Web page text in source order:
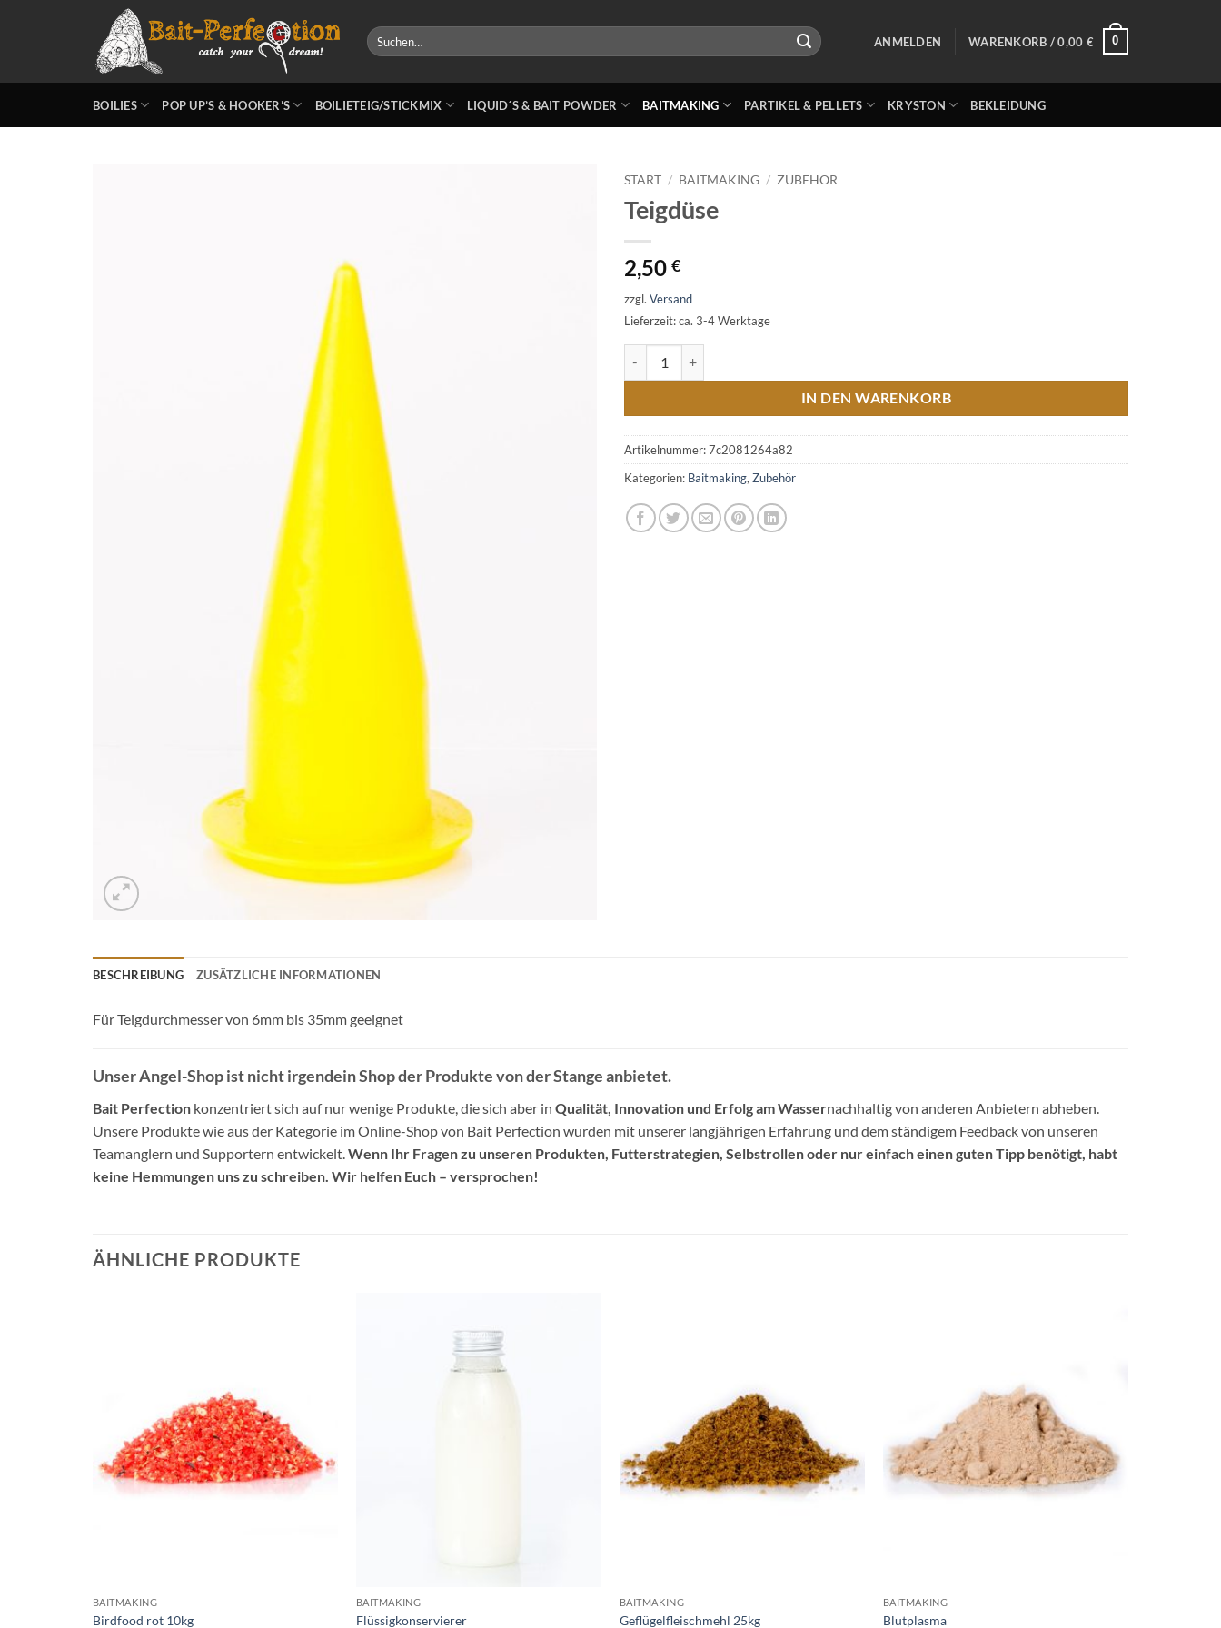
Suchen
nach:
ANMELDEN WARENKORB /0,00 € 0
BOILIES POP UP’S & HOOKER’S BOILIETEIG/STICKMIX LIQUID´S & BAIT POWDER BAITMAKING PARTIKEL & PELLETS KRYSTON BEKLEIDUNG
START / BAITMAKING / ZUBEHÖR
Teigdüse
2,50 €
zzgl. Versand
Lieferzeit: ca. 3-4 Werktage
IN DEN WARENKORB
Artikelnummer:7c2081264a82
Kategorien: Baitmaking, Zubehör
BESCHREIBUNG ZUSÄTZLICHE INFORMATIONEN
Für Teigdurchmesser von 6mm bis 35mm geeignet
Unser Angel-Shop ist nicht irgendein Shop der Produkte von der Stange anbietet.
Bait Perfection konzentriert sich auf nur wenige Produkte, die sich aber in Qualität, Innovation und Erfolg am Wassernachhaltig von anderen Anbietern abheben.
Unsere Produkte wie aus der Kategorie im Online-Shop von Bait Perfection wurden mit unserer langjährigen Erfahrung und dem ständigem Feedback von unseren
Teamanglern und Supportern entwickelt.Wenn Ihr Fragen zu unseren Produkten, Futterstrategien, Selbstrollen oder nur einfach einen guten Tipp benötigt, habt
keine Hemmungen uns zu schreiben. Wir helfen Euch – versprochen!
ÄHNLICHE PRODUKTE
BAITMAKING
Birdfood rot 10kg
BAITMAKING
Flüssigkonservierer
BAITMAKING
Geflügelfleischmehl 25kg
BAITMAKING
Blutplasma